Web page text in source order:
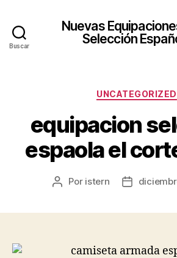
Buscar
Nuevas
Selección
UNCATEGORIZED
equipacion
espaola el
Autor
Por istern
Fecha